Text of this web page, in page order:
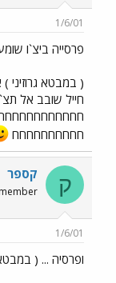
1/6/01
פרסייה ביצ`ו
( במבטא גרוזיני )
חייל שובב אל
חחחחחחחחחח
ק קספר
1/6/01
ופרסיה ... ( במבטא